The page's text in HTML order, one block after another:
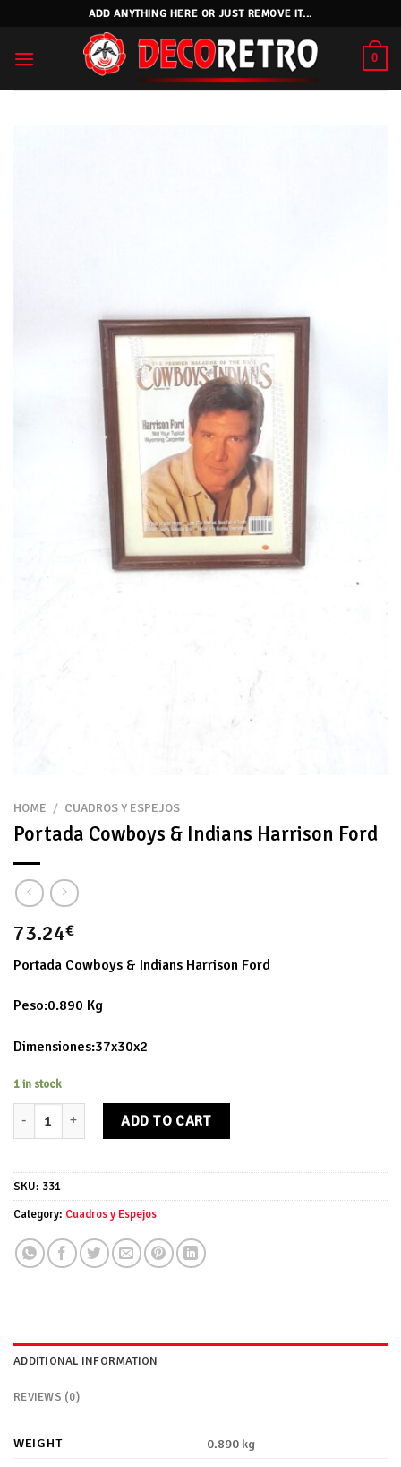
content
ADD ANYTHING HERE OR JUST REMOVE IT...
0
HOME / CUADROS Y ESPEJOS
Portada Cowboys & Indians Harrison Ford
73.24€
Portada Cowboys & Indians Harrison Ford
Peso:0.890 Kg
Dimensiones:37x30x2
1 in stock
Portada Cowboys & Indians Harrison Ford quantity
ADD TO CART
SKU: 331
Category: Cuadros y Espejos
ADDITIONAL INFORMATION
REVIEWS (0)
WEIGHT 0.890 kg